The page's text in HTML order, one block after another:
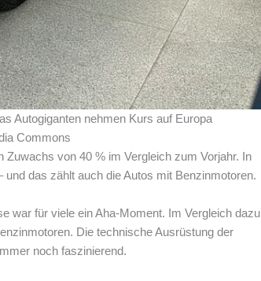
Autogiganten nehmen Kurs auf Europa
Commons
von 40 % im Vergleich zum Vorjahr. In
das zählt auch die Autos mit Benzinmotoren.
war für viele ein Aha-Moment. Im Vergleich dazu
Die technische Ausrüstung der
noch faszinierend.